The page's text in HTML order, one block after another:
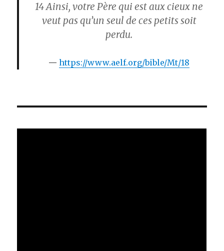
14Ainsi, votre Père qui est aux cieux ne
veut pas qu’un seul de ces petits soit
perdu.
https://www.aelf.org/bible/Mt/18